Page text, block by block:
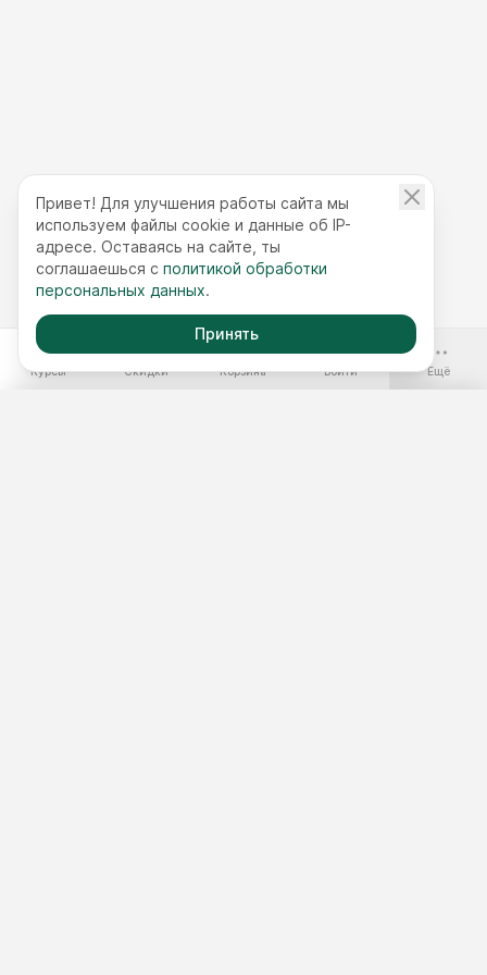
Курсы Скидки Корзина Войти Ещё
Привет! Для улучшения работы сайта мы
используем файлы cookie и данные об IP-
адресе. Оставаясь на сайте, ты
соглашаешься с политикой обработки
персональных данных.
Принять